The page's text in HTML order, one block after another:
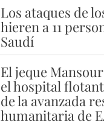
Los ataques de
hieren a 11
Saudí
El jeque
el hospital
de la avanzada
humanitaria de